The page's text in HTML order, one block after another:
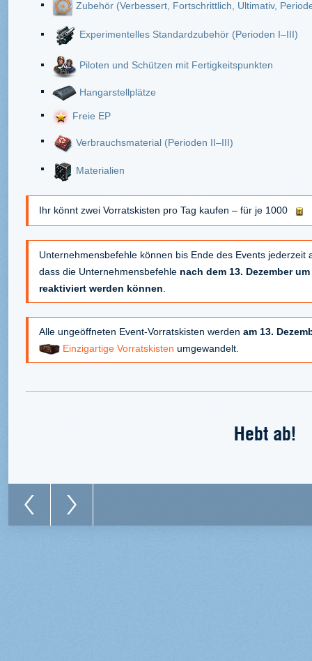
Zubehör (Verbessert, Fortschrittlich, Ultimativ,
Experimentelles Standardzubehör (Perioden I–III)
Piloten und Schützen mit Fertigkeitspunkten
Hangarstellplätze
Freie EP
Verbrauchsmaterial (Perioden II–III)
Materialien
Ihr könnt zwei Vorratskisten pro Tag kaufen – für je 1000
Unternehmensbefehle können bis Ende des Events jederzeit
dass die Unternehmensbefehle nach dem 13. Dezember
reaktiviert werden können
Alle ungeöffneten Event-Vorratskisten werden am 13.
Einzigartige Vorratskisten umgewandelt.
Hebt ab!